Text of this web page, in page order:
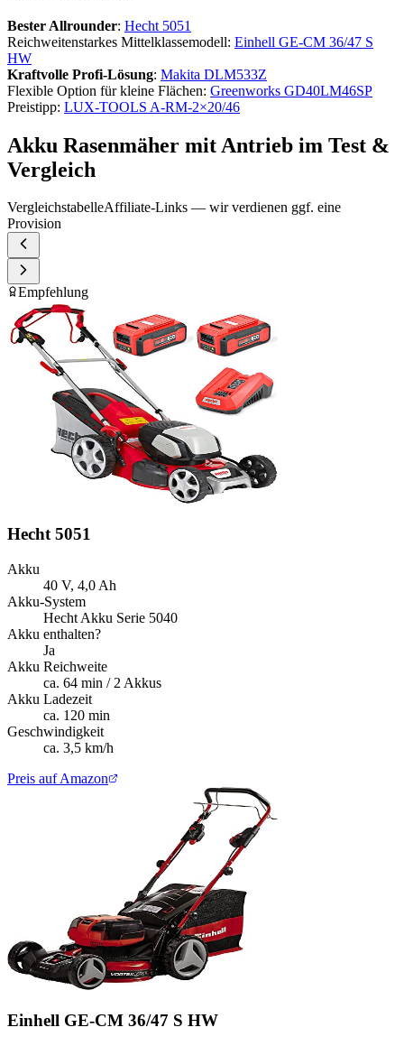
Bester Allrounder: Hecht 5051
Reichweitenstarkes Mittelklassemodell: Einhell GE-CM 36/47 S
HW
Kraftvolle Profi-Lösung: Makita DLM533Z
Flexible Option für kleine Flächen: Greenworks GD40LM46SP
Preistipp: LUX-TOOLS A-RM-2×20/46
Akku Rasenmäher mit Antrieb im Test &
Vergleich
VergleichstabelleAffiliate-Links — wir verdienen ggf. eine
Provision
Empfehlung
Hecht 5051
Akku
40 V, 4,0 Ah
Akku-System
Hecht Akku Serie 5040
Akku enthalten?
Ja
Akku Reichweite
ca. 64 min / 2 Akkus
Akku Ladezeit
ca. 120 min
Geschwindigkeit
ca. 3,5 km/h
Preis auf Amazon
Einhell GE-CM 36/47 S HW